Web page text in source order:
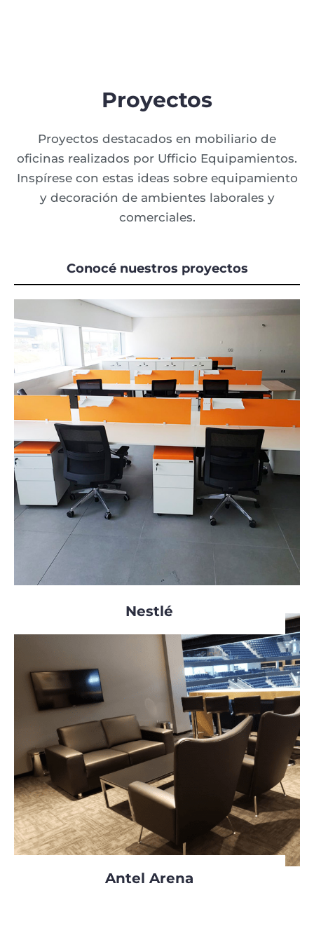
Proyectos
Proyectos destacados en mobiliario de
oficinas realizados por Ufficio Equipamientos.
Inspírese con estas ideas sobre equipamiento
y decoración de ambientes laborales y
comerciales.
Conocé nuestros proyectos
Nestlé
Antel Arena